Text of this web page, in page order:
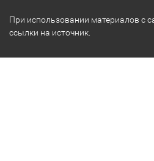
При использовании материалов с
ссылки на источник.